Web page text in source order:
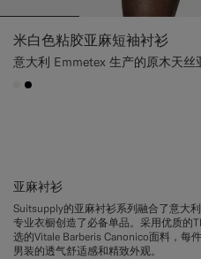
米白色粘胶亚麻短袖衬衫
意大利 Emmetex 生产的原木天丝
#F1EFE8
#000000
亚麻衬衫
Suitsupply的亚麻衬衫系列融合了意大
专业衣橱创造了必备单品。采用优质的
选的Vitale Barberis Canonico面料，每
男装的透气舒适感和精致外观。